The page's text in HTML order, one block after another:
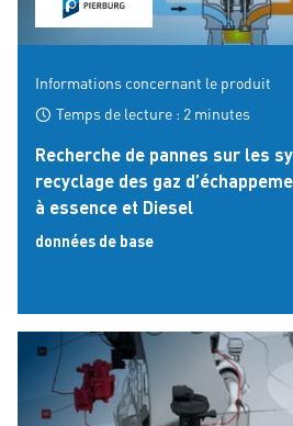
Informations concernant le produit
Temps de lecture : 2 minutes
Recherche de pannes sur les
recyclage des gaz
à essence et Diesel
données de base